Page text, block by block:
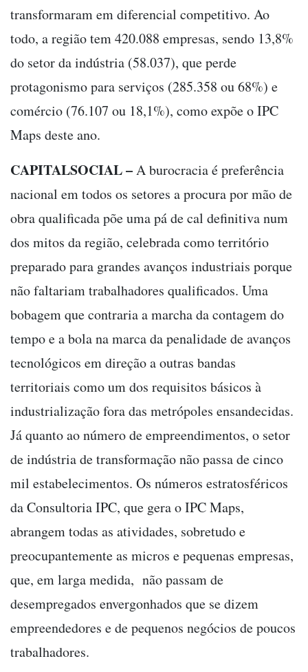
transformaram em diferencial competitivo. Ao
todo, a região tem 420.088 empresas, sendo 13,8%
do setor da indústria (58.037), que perde
protagonismo para serviços (285.358 ou 68%) e
comércio (76.107 ou 18,1%), como expõe o IPC
Maps deste ano.
CAPITALSOCIAL –A burocracia é preferência
nacional em todos os setores a procura por mão de
obra qualificada põe uma pá de cal definitiva num
dos mitos da região, celebrada como território
preparado para grandes avanços industriais porque
não faltariam trabalhadores qualificados. Uma
bobagem que contraria a marcha da contagem do
tempo e a bola na marca da penalidade de avanços
tecnológicos em direção a outras bandas
territoriais como um dos requisitos básicos à
industrialização fora das metrópoles ensandecidas.
Já quanto ao número de empreendimentos, o setor
de indústria de transformação não passa de cinco
mil estabelecimentos. Os números estratosféricos
da Consultoria IPC, que gera o IPC Maps,
abrangem todas as atividades, sobretudo e
preocupantemente as micros e pequenas empresas,
que, em larga medida, não passam de
desempregados envergonhados que se dizem
empreendedores e de pequenos negócios de poucos
trabalhadores.